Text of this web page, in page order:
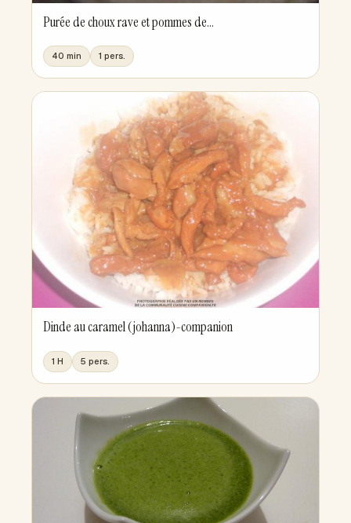
Purée de choux rave et pommes de...
40 min 1 pers.
Dinde au caramel (johanna)-companion
1 H 5 pers.